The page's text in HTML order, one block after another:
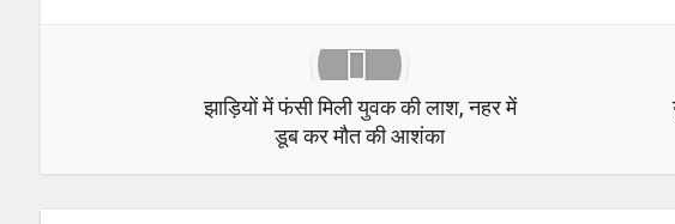
झाड़ियों में फंसी मिली युवक की लाश, नहर में
डूब कर मौत की आशंका